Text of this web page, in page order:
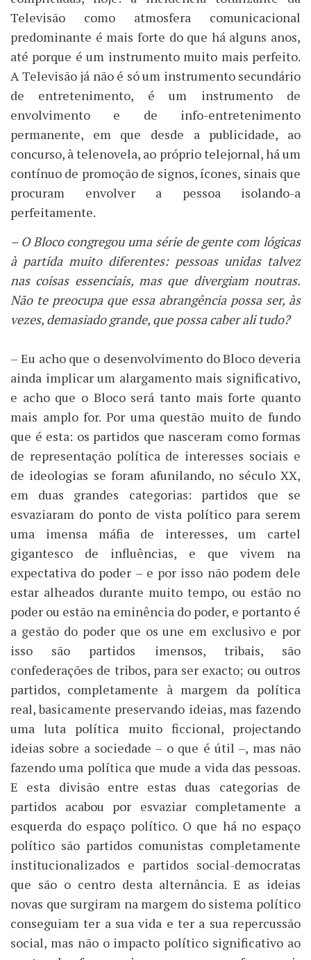
Televisão como atmosfera comunicacional
predominante é mais forte do que há alguns anos,
até porque é um instrumento muito mais perfeito.
A Televisão já não é só um instrumento secundário
de entretenimento, é um instrumento de
envolvimento e de info-entretenimento
permanente, em que desde a publicidade, ao
concurso, à telenovela, ao próprio telejornal, há um
contínuo de promoção de signos, ícones, sinais que
procuram envolver a pessoa isolando-a
perfeitamente.
– O Bloco congregou uma série de gente com lógicas
à partida muito diferentes: pessoas unidas talvez
nas coisas essenciais, mas que divergiam noutras.
Não te preocupa que essa abrangência possa ser, às
vezes, demasiado grande, que possa caber ali tudo?
– Eu acho que o desenvolvimento do Bloco deveria
ainda implicar um alargamento mais significativo,
e acho que o Bloco será tanto mais forte quanto
mais amplo for. Por uma questão muito de fundo
que é esta: os partidos que nasceram como formas
de representação política de interesses sociais e
de ideologias se foram afunilando, no século XX,
em duas grandes categorias: partidos que se
esvaziaram do ponto de vista político para serem
uma imensa máfia de interesses, um cartel
gigantesco de influências, e que vivem na
expectativa do poder – e por isso não podem dele
estar alheados durante muito tempo, ou estão no
poder ou estão na eminência do poder, e portanto é
a gestão do poder que os une em exclusivo e por
isso são partidos imensos, tribais, são
confederações de tribos, para ser exacto; ou outros
partidos, completamente à margem da política
real, basicamente preservando ideias, mas fazendo
uma luta política muito ficcional, projectando
ideias sobre a sociedade – o que é útil –, mas não
fazendo uma política que mude a vida das pessoas.
E esta divisão entre estas duas categorias de
partidos acabou por esvaziar completamente a
esquerda do espaço político. O que há no espaço
político são partidos comunistas completamente
institucionalizados e partidos social-democratas
que são o centro desta alternância. E as ideias
novas que surgiram na margem do sistema político
conseguiam ter a sua vida e ter a sua repercussão
social, mas não o impacto político significativo ao